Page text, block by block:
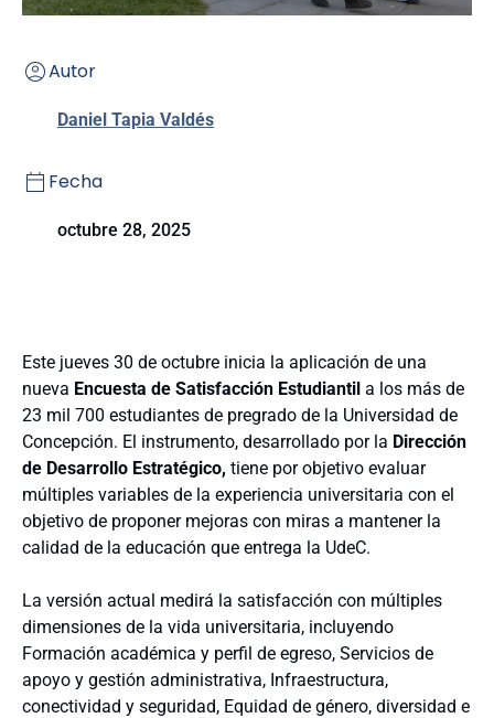
Autor
Daniel Tapia Valdés
Fecha
octubre 28, 2025
Este jueves 30 de octubre inicia la aplicación de una
nueva Encuesta de Satisfacción Estudiantil a los más de
23 mil 700 estudiantes de pregrado de la Universidad de
Concepción. El instrumento, desarrollado por la Dirección
de Desarrollo Estratégico, tiene por objetivo evaluar
múltiples variables de la experiencia universitaria con el
objetivo de proponer mejoras con miras a mantener la
calidad de la educación que entrega la UdeC.
La versión actual medirá la satisfacción con múltiples
dimensiones de la vida universitaria, incluyendo
Formación académica y perfil de egreso, Servicios de
apoyo y gestión administrativa, Infraestructura,
conectividad y seguridad, Equidad de género, diversidad e